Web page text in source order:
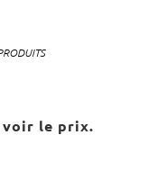
voir le prix.